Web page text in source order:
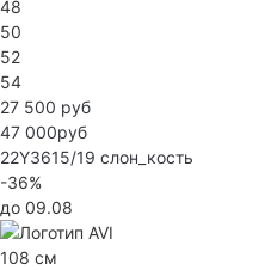
48
50
52
54
27 500 руб
47 000руб
22Y3615/19 слон_кость
-36%
до 09.08
108 см